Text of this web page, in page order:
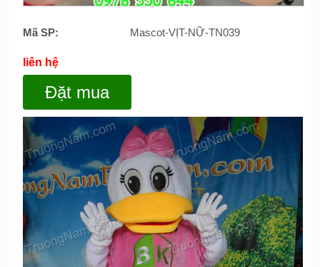
Mã SP: Mascot-VỊT-NỮ-TN039
liên hệ
Đặt mua